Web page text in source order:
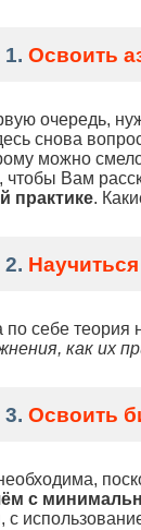
Освоить
очередь,
снова
можно
чтобы Вам
практике.
себе теория
как их
Освоить
с
, с